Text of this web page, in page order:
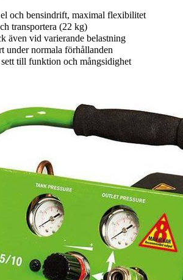
och bensindrift, maximal flexibilitet
transportera (22 kg)
även vid varierande belastning
under normala förhållanden
till funktion och mångsidighet